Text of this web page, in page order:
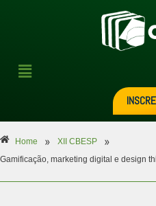
Home » XII CBESP »
Gamificação, marketing digital e design